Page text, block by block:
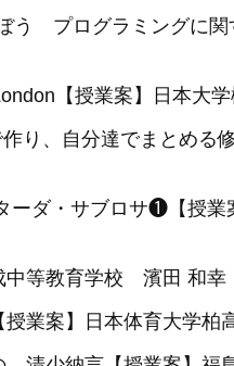
プログラミングに関
【授業案】日本大
、自分達でまとめる
ダ・サブロサ❶【授業
等教育学校 濱田 和幸
業案】日本体育大学柏